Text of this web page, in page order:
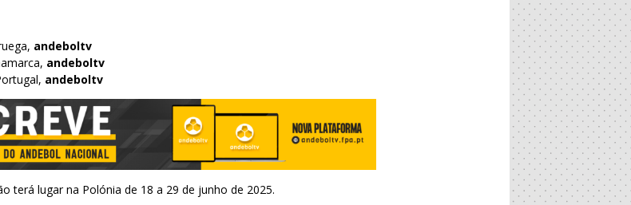
andeboltv
andeboltv
andeboltv
terá lugar na Polónia de 18 a 29 de junho de 2025.